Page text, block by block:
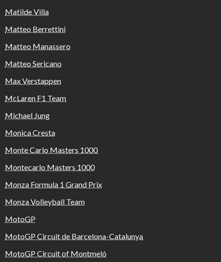
Matilde Villa
Matteo Berrettini
Matteo Manassero
Matteo Sericano
Max Verstappen
McLaren F1 Team
Michael Jung
Monica Cresta
Monte Carlo Masters 1000
Montecarlo Masters 1000
Monza Formula 1 Grand Prix
Monza Volleyball Team
MotoGP
MotoGP Circuit de Barcelona-Catalunya
MotoGP Circuit of Montmeló